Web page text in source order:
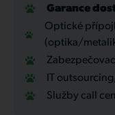
Garance
Optické
(optika/
IT
Služby call